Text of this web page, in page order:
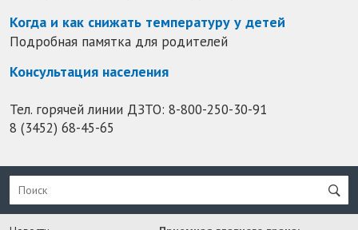
Когда и как снижать температуру у детей
Подробная памятка для родителей
Консультация населения
Тел. горячей линии ДЗТО: 8-800-250-30-91
8 (3452) 68-45-65